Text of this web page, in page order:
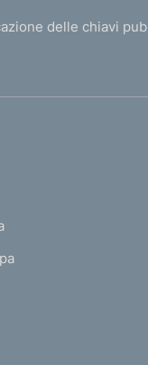
delle chiavi